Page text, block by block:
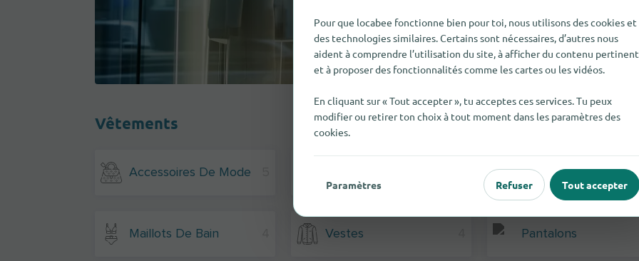
Vêtements
Accessoires De Mode Mode Masculine
Maillots De Bain Vestes Pantalons
Pour que locabee fonctionne bien pour toi, nous utilisons des cookies et
des technologies similaires. Certains sont nécessaires, d’autres nous
aident à comprendre l’utilisation du site, à afficher du contenu pertinent
et à proposer des fonctionnalités comme les cartes ou les vidéos.
En cliquant sur « Tout accepter », tu acceptes ces services. Tu peux
modifier ou retirer ton choix à tout moment dans les paramètres des
cookies.
Paramètres Refuser Tout accepter